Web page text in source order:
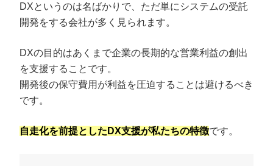
DXというのは名ばかりで、ただ単にシステムの受託
開発をする会社が多く見られます。
DXの目的はあくまで企業の長期的な営業利益の創出
を支援することです。
開発後の保守費用が利益を圧迫することは避けるべき
です。
自走化を前提としたDX支援が私たちの特徴です。